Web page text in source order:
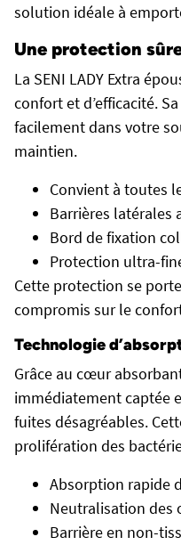
solution idéale à
Une protection
La SENI LADY Extra
confort et d’efficacité.
facilement dans votre
maintien.
Convient à toutes
Barrières latérales
Bord de fixation
Protection ultra-
Cette protection se
compromis sur le
Technologie
Grâce au cœur
immédiatement captée
fuites désagréables.
prolifération des
Absorption rapide
Neutralisation des
Barrière en non-